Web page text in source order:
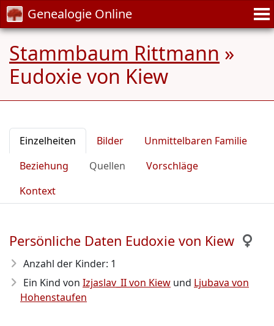
Genealogie Online
Stammbaum Rittmann »
Eudoxie von Kiew
Einzelheiten Bilder
Unmittelbaren Familie
Beziehung
Quellen
Vorschläge
Kontext
Persönliche Daten Eudoxie von Kiew
Anzahl der Kinder: 1
Ein Kind von Izjaslav_II von Kiew und Ljubava von
Hohenstaufen